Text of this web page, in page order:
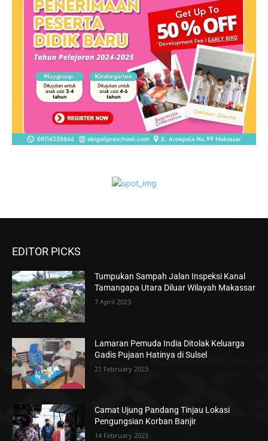
EDITOR PICKS
Tumpukan Sampah Jalan Inspeksi Kanal
Tamangapa Utara Diluar Wilayah Makassar
7 April 2023
Lamaran Pemuda India Ditolak Keluarga
Gadis Pujaan Hatinya di Sulsel
21 February 2023
Camat Ujung Pandang Tinjau Lokasi
Pengungsian Korban Banjir
14 February 2023